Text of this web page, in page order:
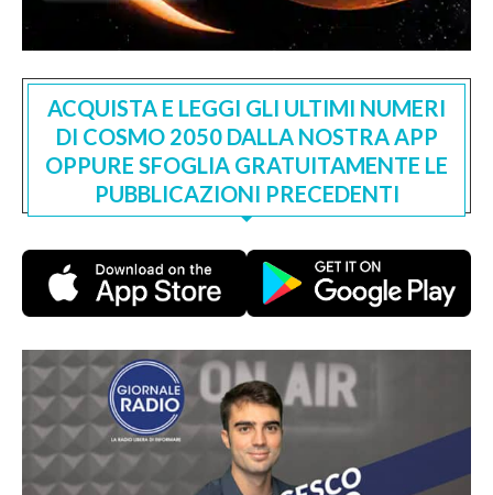
ACQUISTA E LEGGI GLI ULTIMI NUMERI
DI COSMO 2050 DALLA NOSTRA APP
OPPURE SFOGLIA GRATUITAMENTE LE
PUBBLICAZIONI PRECEDENTI